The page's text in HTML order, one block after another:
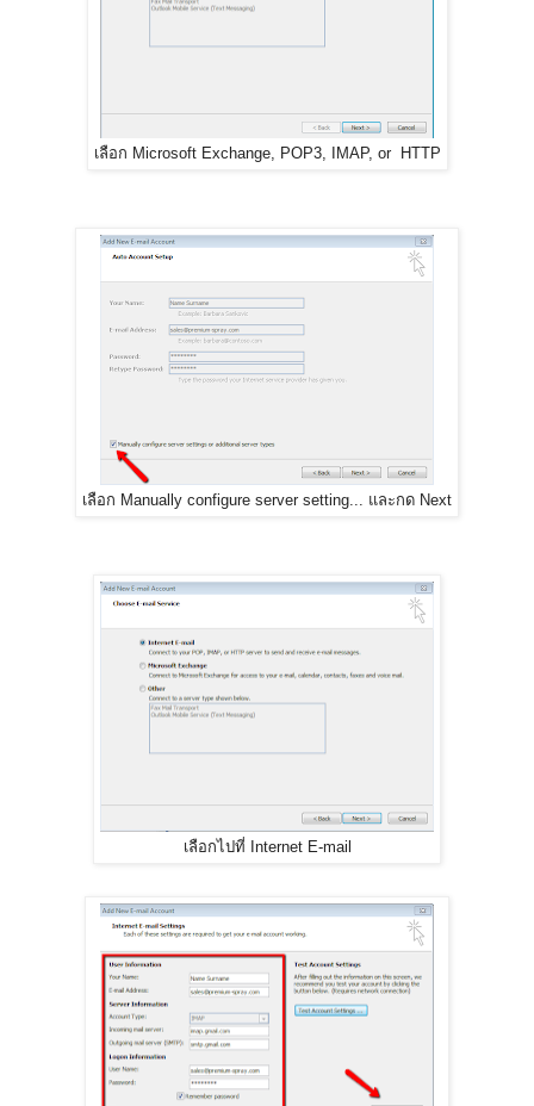
เลือก Microsoft Exchange, POP3, IMAP, or HTTP
เลือก Manually configure server setting...​ และกด Next
เลือกไปที่ Internet E-mail